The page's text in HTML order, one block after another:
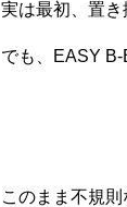
実は最初、置き
でも、EASY B-
このまま不規